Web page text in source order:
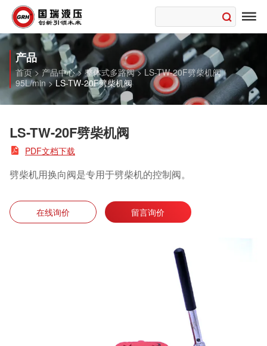

产品
首页>产品中心>整体式多路阀>LS-TW-20F劈柴机阀︱
95L/min>LS-TW-20F劈柴机阀
LS-TW-20F劈柴机阀
 PDF文档下载
劈柴机用换向阀是专用于劈柴机的控制阀。
在线询价 留言询价